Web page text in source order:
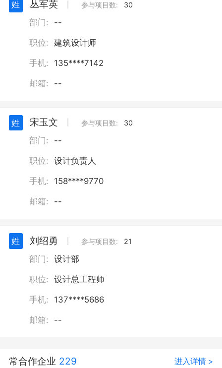
姓 丛军英 参与项目数: 30
部门: --
职位: 建筑设计师
手机: 135****7142
邮箱: --
姓 宋玉文 参与项目数: 30
部门: --
职位: 设计负责人
手机: 158****9770
邮箱: --
姓 刘绍勇 参与项目数: 21
部门: 设计部
职位: 设计总工程师
手机: 137****5686
邮箱: --
常合作企业 229 进入详情 >